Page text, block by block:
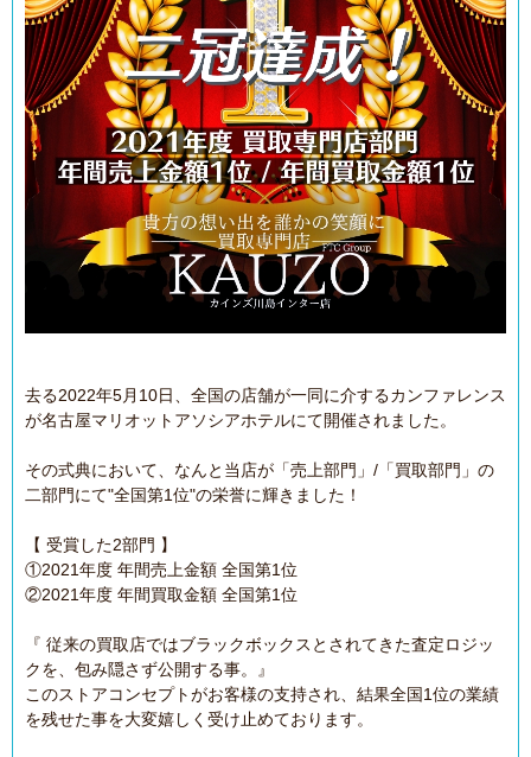
去る2022年5月10日、全国の店舗が一同に介するカンファレンス
が名古屋マリオットアソシアホテルにて開催されました。
その式典において、なんと当店が「売上部門」/「買取部門」の
二部門にて"全国第1位"の栄誉に輝きました！
【 受賞した2部門 】
①2021年度 年間売上金額 全国第1位
②2021年度 年間買取金額 全国第1位
『 従来の買取店ではブラックボックスとされてきた査定ロジッ
クを、包み隠さず公開する事。』
このストアコンセプトがお客様の支持され、結果全国1位の業績
を残せた事を大変嬉しく受け止めております。